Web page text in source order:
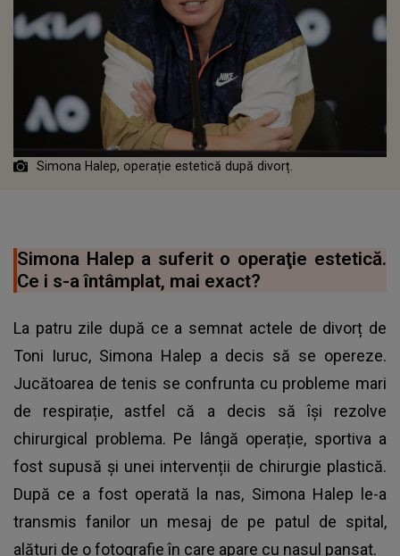
Simona Halep, operație estetică după divorț.
Simona Halep a suferit o operaţie estetică.
Ce i s-a întâmplat, mai exact?
La patru zile după ce a semnat actele de divorț de
Toni Iuruc, Simona Halep a decis să se opereze.
Jucătoarea de tenis se confrunta cu probleme mari
de respirație, astfel că a decis să își rezolve
chirurgical problema. Pe lângă operație, sportiva a
fost supusă și unei intervenții de chirurgie plastică.
După ce a fost operată la nas, Simona Halep le-a
transmis fanilor un mesaj de pe patul de spital,
alături de o fotografie în care apare cu nasul pansat.